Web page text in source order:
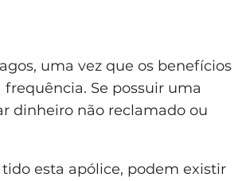
uma vez que os benefícios
Se possuir uma
dinheiro não reclamado ou
esta apólice, podem existir